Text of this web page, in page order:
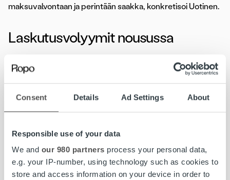
Consent Details Ad Settings About
Responsible use of your data
We and our 980 partners process your personal data,
e.g. your IP-number, using technology such as cookies to
store and access information on your device in order to
maksuvalvontaan ja perintään saakka, konkretisoi Uotinen.
Laskutusvolyymit nousussa
Terveystalo on moneen kilpailijaansa verrattuna nuori
yritys. Kasvu Suomen johtavaksi terveydenhuoltoalan
toimijaksi on tehty 2000-luvulla, viidessätoista vuodessa.
Konserni on rakentunut useiden yrityskauppojen
laajentunut. Nyt suuntana on suunterveyden palvelut, ja
tavoitteena luoda Suomeen ensimmäinen aidosti
valtakunnallinen hammaslääkäriasema-ketju.